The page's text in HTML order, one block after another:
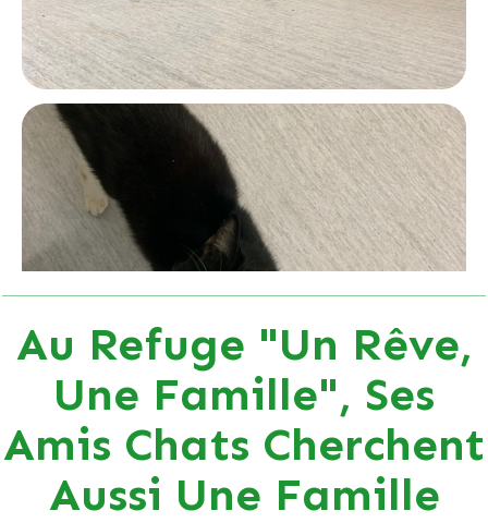
Au Refuge "Un Rêve,
Une Famille", Ses
Amis Chats Cherchent
Aussi Une Famille